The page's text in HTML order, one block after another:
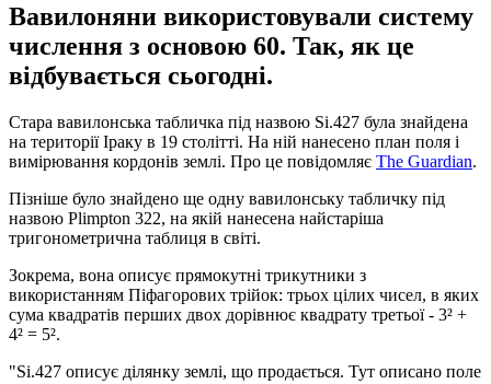
Вавилоняни використовували систему
числення з основою 60. Так, як це
відбувається сьогодні.
Стара вавилонська табличка під назвою Si.427 була знайдена
на території Іраку в 19 столітті. На ній нанесено план поля і
вимірювання кордонів землі. Про це повідомляє The Guardian.
Пізніше було знайдено ще одну вавилонську табличку під
назвою Plimpton 322, на якій нанесена найстаріша
тригонометрична таблиця в світі.
Зокрема, вона описує прямокутні трикутники з
використанням Піфагорових трійок: трьох цілих чисел, в яких
сума квадратів перших двох дорівнює квадрату третьої - 3² +
4² = 5².
"Si.427 описує ділянку землі, що продається. Тут описано поле